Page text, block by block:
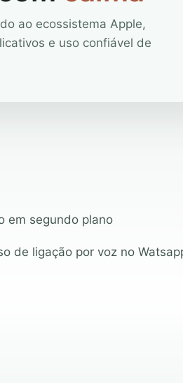
ao ecossistema Apple,
e uso confiável de
em segundo plano
de ligação por voz no